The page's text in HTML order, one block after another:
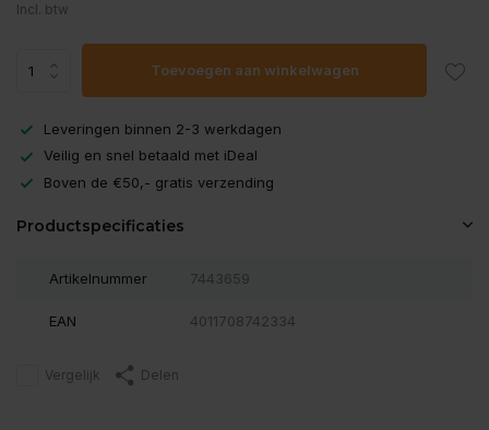
Incl. btw
Toevoegen aan winkelwagen
Leveringen binnen 2-3 werkdagen
Veilig en snel betaald met iDeal
Boven de €50,- gratis verzending
Productspecificaties
Artikelnummer 7443659
EAN 4011708742334
Vergelijk Delen